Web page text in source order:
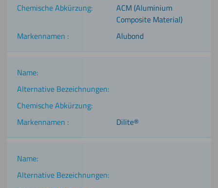
ACM (Aluminium
Composite Material)
Alubond
Dilite®